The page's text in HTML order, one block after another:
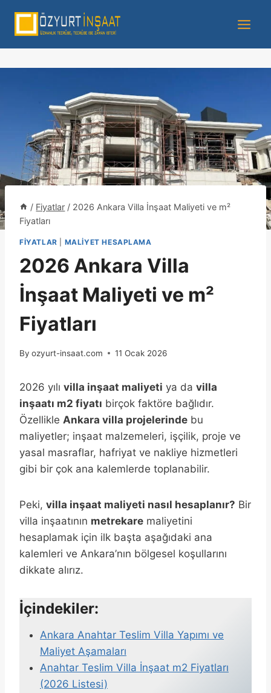
/ Fiyatlar / 2026 Ankara Villa İnşaat Maliyeti ve m²
Fiyatları
FIYATLAR MALIYET HESAPLAMA
2026 Ankara Villa
İnşaat Maliyeti ve m²
Fiyatları
By ozyurt-insaat.com 11 Ocak 2026
2026 yılı villa inşaat maliyeti ya da villa
inşaatı m2 fiyatı birçok faktöre bağlıdır.
Özellikle Ankara villa projelerinde bu
maliyetler; inşaat malzemeleri, işçilik, proje ve
yasal masraflar, hafriyat ve nakliye hizmetleri
gibi bir çok ana kalemlerde toplanabilir.
Peki, villa inşaat maliyeti nasıl hesaplanır? Bir
villa inşaatının metrekare maliyetini
hesaplamak için ilk başta aşağıdaki ana
kalemleri ve Ankara’nın bölgesel koşullarını
dikkate alırız.
İçindekiler:
Ankara Anahtar Teslim Villa Yapımı ve
Maliyet Aşamaları
Anahtar Teslim Villa İnşaat m2 Fiyatları
(2026 Listesi)